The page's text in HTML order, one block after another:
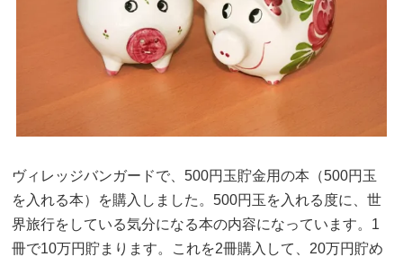
ヴィレッジバンガードで、500円玉貯金用の本（500円玉
を入れる本）を購入しました。500円玉を入れる度に、世
界旅行をしている気分になる本の内容になっています。1
冊で10万円貯まります。これを2冊購入して、20万円貯め